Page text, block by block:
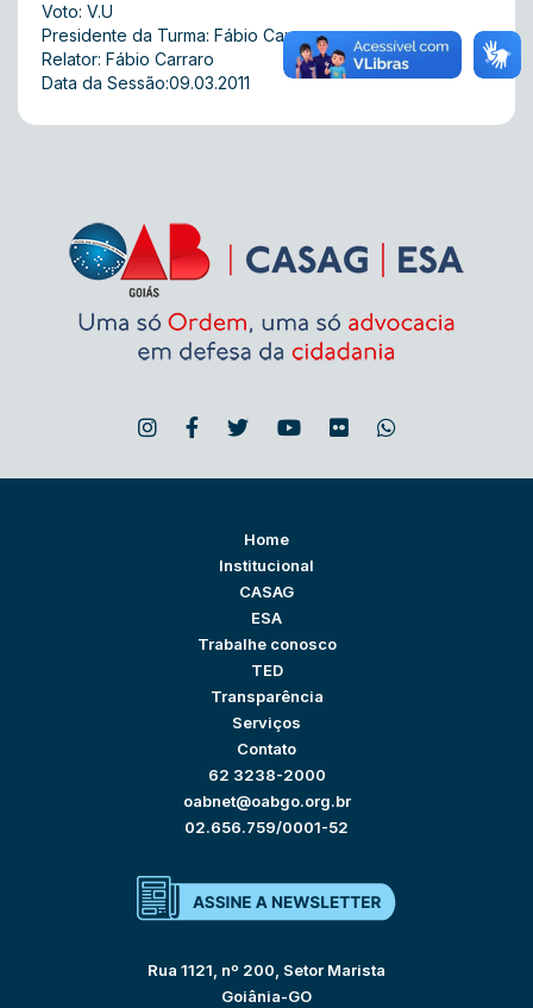
Voto: V.U
Presidente da Turma: Fábio Carraro
Relator: Fábio Carraro
Data da Sessão:09.03.2011
Home
Institucional
CASAG
ESA
Trabalhe conosco
TED
Transparência
Serviços
Contato
62 3238-2000
oabnet@oabgo.org.br
02.656.759/0001-52
Rua 1121, nº 200, Setor Marista
Goiânia-GO